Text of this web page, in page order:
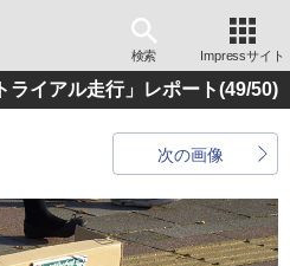
検索 Impressサイト
ライアル走行」レポート(49/50)
次の画像